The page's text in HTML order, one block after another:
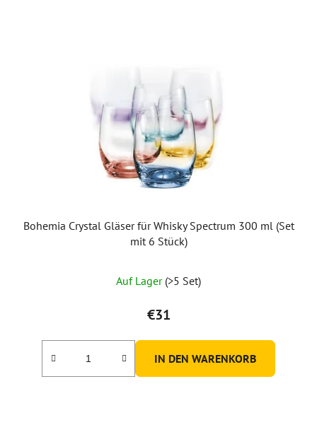
Bohemia Crystal Gläser für Whisky Spectrum 300 ml (Set
mit 6 Stück)
Auf Lager (>5 Set)
€31
IN DEN WARENKORB